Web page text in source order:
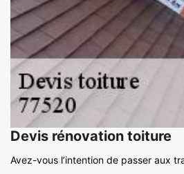
Devis rénovation toiture
Avez-vous l’intention de passer aux